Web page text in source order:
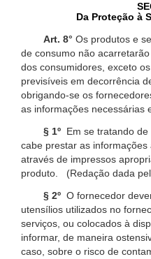
Da Proteção à
Art. 8° Os produtos e
de consumo não
dos consumidores, exceto
previsíveis em decorrência
obrigando-se os
as informações necessárias
§ 1º Em se tratando
cabe prestar as
através de impressos
produto. (Redação dada
§ 2º O fornecedor
utensílios utilizados no
serviços, ou colocados à
informar, de maneira
caso, sobre o risco de